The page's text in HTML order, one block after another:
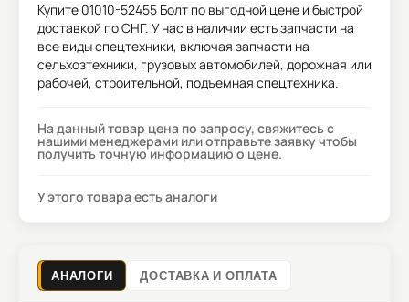
Купите 01010-52455 Болт по выгодной цене и быстрой
доставкой по СНГ. У нас в наличии есть запчасти на
все виды спецтехники, включая запчасти на
сельхозтехники, грузовых автомобилей, дорожная или
рабочей, строительной, подъемная спецтехника.
На данный товар цена по запросу, свяжитесь с
нашими менеджерами или отправьте заявку чтобы
получить точную информацию о цене.
У этого товара есть аналоги
АНАЛОГИ ДОСТАВКА И ОПЛАТА